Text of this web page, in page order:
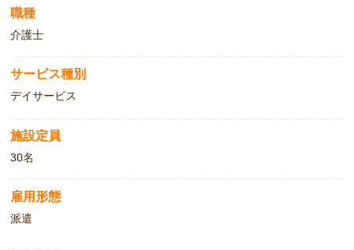
職種
介護士
サービス種別
デイサービス
施設定員
30名
雇用形態
派遣